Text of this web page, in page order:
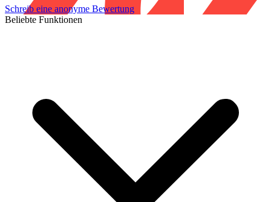
Schreib eine anonyme Bewertung
Beliebte Funktionen